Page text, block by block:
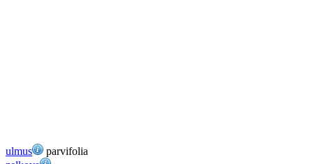
ulmus
parvifolia